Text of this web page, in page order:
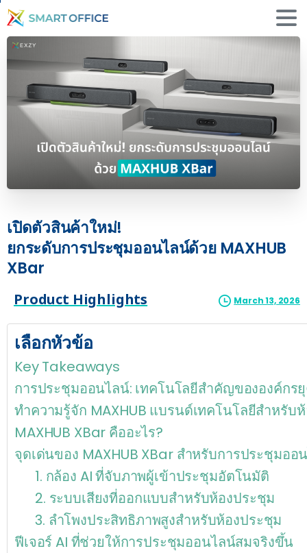
เปิดตัวสินค้าใหม่!
ยกระดับการประชุมออนไลน์ด้วย MAXHUB
XBar
Product Highlights March 13, 2026
เลือกหัวข้อ
Key Takeaways
การประชุมออนไลน์: เทคโนโลยีสำคัญขององค์กร
ทำความรู้จัก MAXHUB แบรนด์เทคโนโลยีสำหรับ
MAXHUB XBar คืออะไร?
จุดเด่นของ MAXHUB XBar สำหรับการประชุมออ
1. กล้อง AI ที่จับภาพผู้เข้าประชุมอัตโนมัติ
2. ระบบเสียงที่ออกแบบสำหรับห้องประชุม
3. ลำโพงประสิทธิภาพสูงสำหรับห้องประชุม
ฟีเจอร์ AI ที่ช่วยให้การประชุมออนไลน์สมจริงขึ้น